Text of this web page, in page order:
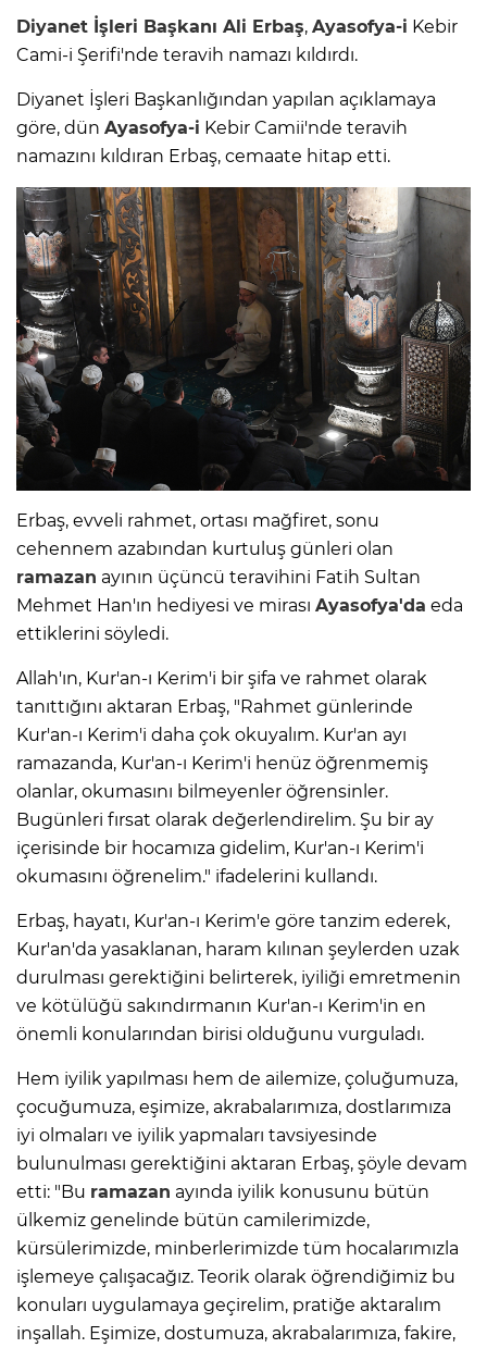
Diyanet İşleri Başkanı Ali Erbaş, Ayasofya-i Kebir
Cami-i Şerifi'nde teravih namazı kıldırdı.
Diyanet İşleri Başkanlığından yapılan açıklamaya
göre, dün Ayasofya-i Kebir Camii'nde teravih
namazını kıldıran Erbaş, cemaate hitap etti.
Erbaş, evveli rahmet, ortası mağfiret, sonu
cehennem azabından kurtuluş günleri olan
ramazan ayının üçüncü teravihini Fatih Sultan
Mehmet Han'ın hediyesi ve mirası Ayasofya'da eda
ettiklerini söyledi.
Allah'ın, Kur'an-ı Kerim'i bir şifa ve rahmet olarak
tanıttığını aktaran Erbaş, "Rahmet günlerinde
Kur'an-ı Kerim'i daha çok okuyalım. Kur'an ayı
ramazanda, Kur'an-ı Kerim'i henüz öğrenmemiş
olanlar, okumasını bilmeyenler öğrensinler.
Bugünleri fırsat olarak değerlendirelim. Şu bir ay
içerisinde bir hocamıza gidelim, Kur'an-ı Kerim'i
okumasını öğrenelim." ifadelerini kullandı.
Erbaş, hayatı, Kur'an-ı Kerim'e göre tanzim ederek,
Kur'an'da yasaklanan, haram kılınan şeylerden uzak
durulması gerektiğini belirterek, iyiliği emretmenin
ve kötülüğü sakındırmanın Kur'an-ı Kerim'in en
önemli konularından birisi olduğunu vurguladı.
Hem iyilik yapılması hem de ailemize, çoluğumuza,
çocuğumuza, eşimize, akrabalarımıza, dostlarımıza
iyi olmaları ve iyilik yapmaları tavsiyesinde
bulunulması gerektiğini aktaran Erbaş, şöyle devam
etti: "Bu ramazan ayında iyilik konusunu bütün
ülkemiz genelinde bütün camilerimizde,
kürsülerimizde, minberlerimizde tüm hocalarımızla
işlemeye çalışacağız. Teorik olarak öğrendiğimiz bu
konuları uygulamaya geçirelim, pratiğe aktaralım
inşallah. Eşimize, dostumuza, akrabalarımıza, fakire,